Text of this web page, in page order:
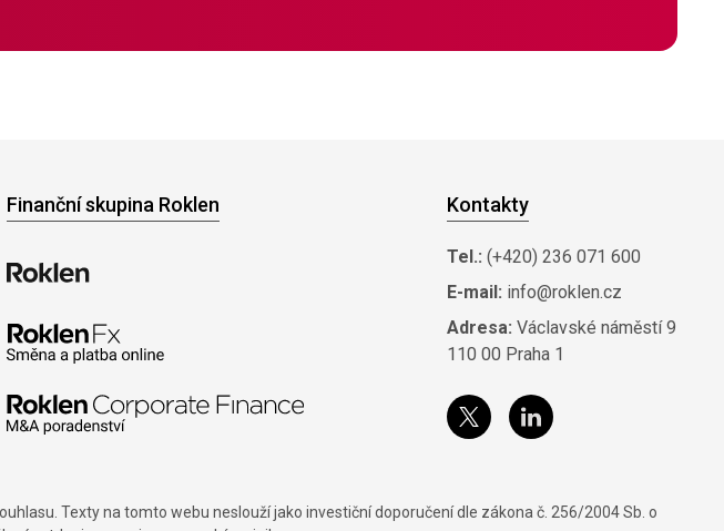
Finanční skupina Roklen Kontakty
Tel.: (+420) 236 071 600
E-mail: info@roklen.cz
Adresa: Václavské náměstí 9
110 00 Praha 1
Texty na tomto webu neslouží jako investiční doporučení dle zákona č. 256/2004 Sb. o